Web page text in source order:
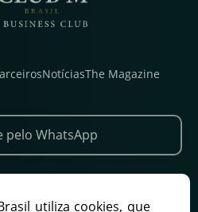
NotíciasThe Magazine
pelo WhatsApp
utiliza cookies, que